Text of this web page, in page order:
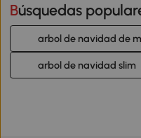
Búsquedas
arbol de navidad de
arbol de navidad slim